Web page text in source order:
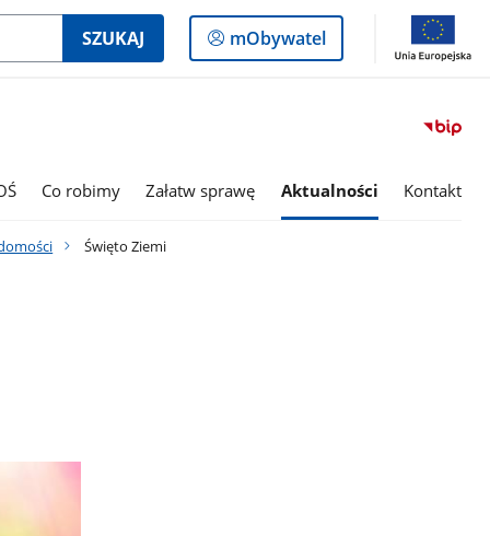
SZUKAJ
Logowanie
do
mObywatel
Co robimy Załatw sprawę Aktualności Kontakt
Święto Ziemi